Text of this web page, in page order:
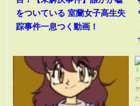
をついている 室蘭女子高生失
踪事件一息つく動画！